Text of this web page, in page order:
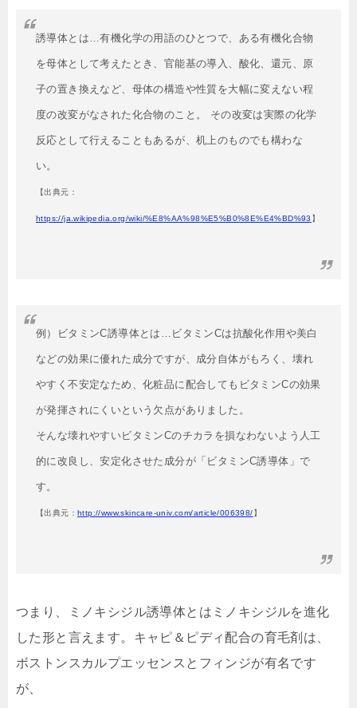
誘導体とは…有機化学の用語のひとつで、ある有機化合物
を母体として考えたとき、官能基の導入、酸化、還元、原
子の置き換えなど、母体の構造や性質を大幅に変えない程
度の改変がなされた化合物のこと。 その改変は実際の化学
反応として行えることもあるが、机上のものでも構わな
い。
【出典元：
https://ja.wikipedia.org/wiki/%E8%AA%98%E5%B0%8E%E4%BD%93 】
例）ビタミンC誘導体とは…ビタミンCは抗酸化作用や美白
などの効果に優れた成分ですが、成分自体がもろく、壊れ
やすく不安定なため、化粧品に配合してもビタミンCの効果
が発揮されにくいという欠点がありました。
そんな壊れやすいビタミンCのチカラを損なわないよう人工
的に改良し、安定化させた成分が「ビタミンC誘導体」で
す。
【出典元： http://www.skincare-univ.com/article/006398/】
つまり、ミノキシジル誘導体とはミノキシジルを進化
した形と言えます。キャピ＆ピディ配合の育毛剤は、
ボストンスカルプエッセンスとフィンジが有名です
が、